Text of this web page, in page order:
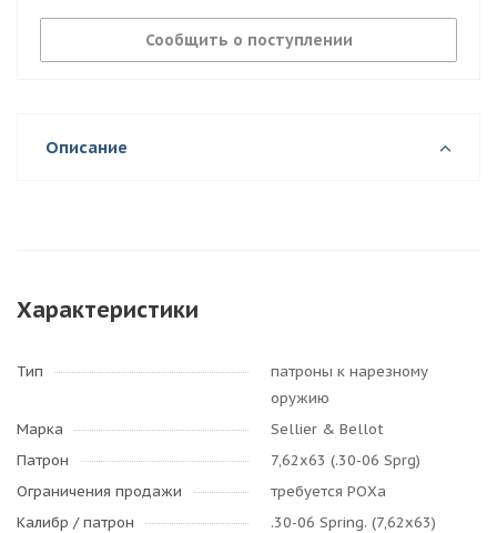
Сообщить о поступлении
Описание
Характеристики
Тип
патроны к нарезному
оружию
Марка
Sellier & Bellot
Патрон
7,62x63 (.30-06 Sprg)
Ограничения продажи
требуется РОХа
Калибр / патрон
.30-06 Spring. (7,62x63)